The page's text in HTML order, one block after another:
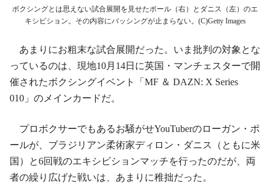
ボクシングとは思えない試合展開を見せたポール（右）とダニス（左）のエ
キシビション。その内容にバッシングが止まらない。(C)Getty Images
あまりにお粗末な試合展開だった。いま批判の対象とな
っているのは、現地10月14日に英国・マンチェスターで開
催されたボクシングイベント「MF ＆ DAZN: X Series
010」のメインカードだ。
プロボクサーでもあるお騒がせYouTuberのローガン・ポ
ールが、ブラジリアン柔術家ディロン・ダニス（ともに米
国）と6回戦のエキシビションマッチを行ったのだが、両
者の繰り広げた戦いは、あまりに稚拙だった。